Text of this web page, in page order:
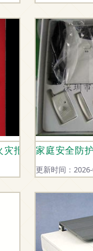
报警控制主机的
家庭安全防
更新时间：